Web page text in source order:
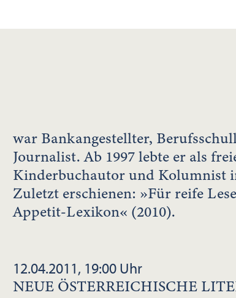
war Bankangestellter,
Journalist. Ab 1997 lebte er als
Kinderbuchautor und Kolumnist
Zuletzt erschienen: »Für reife
Appetit-Lexikon« (2010).
12.04.2011, 19:00 Uhr
NEUE ÖSTERREICHISCHE